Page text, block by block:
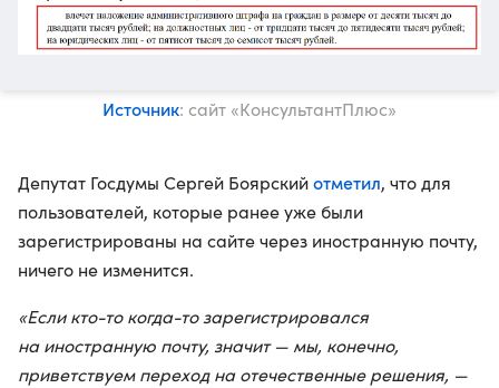
Источник: сайт «КонсультантПлюс»
Депутат Госдумы Сергей Боярскийотметил, что для
пользователей, которые ранее уже были
зарегистрированы на сайте через иностранную почту,
ничего не изменится.
«Если кто-то когда-то зарегистрировался
на иностранную почту, значит — мы, конечно,
приветствуем переход на отечественные решения, —